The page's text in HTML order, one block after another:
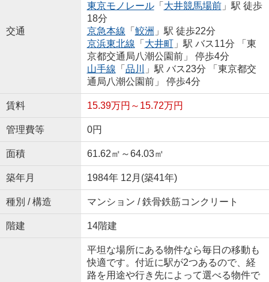
交通
東京モノレール「 大井競馬場前」駅 徒歩
18分
京急本線 「 鮫洲 」駅 徒歩22分
京浜東北線 「 大井町」駅 バス11分 「東
京都交通局八潮公園前」 停歩4分
山手線 「 品川
」駅 バス23分 「東京都交
通局八潮公園前」 停歩4分
賃料 15.39万円～15.72万円
管理費等 0円
面積 61.62㎡～64.03㎡
築年月 1984年 12月(築41年)
種別 / 構造 マンション / 鉄骨鉄筋コンクリート
階建 14階建
平坦な場所にある物件なら毎日の移動も
快適です。付近に駅が2つあるので、経
路を用途や行き先によって選べる物件で